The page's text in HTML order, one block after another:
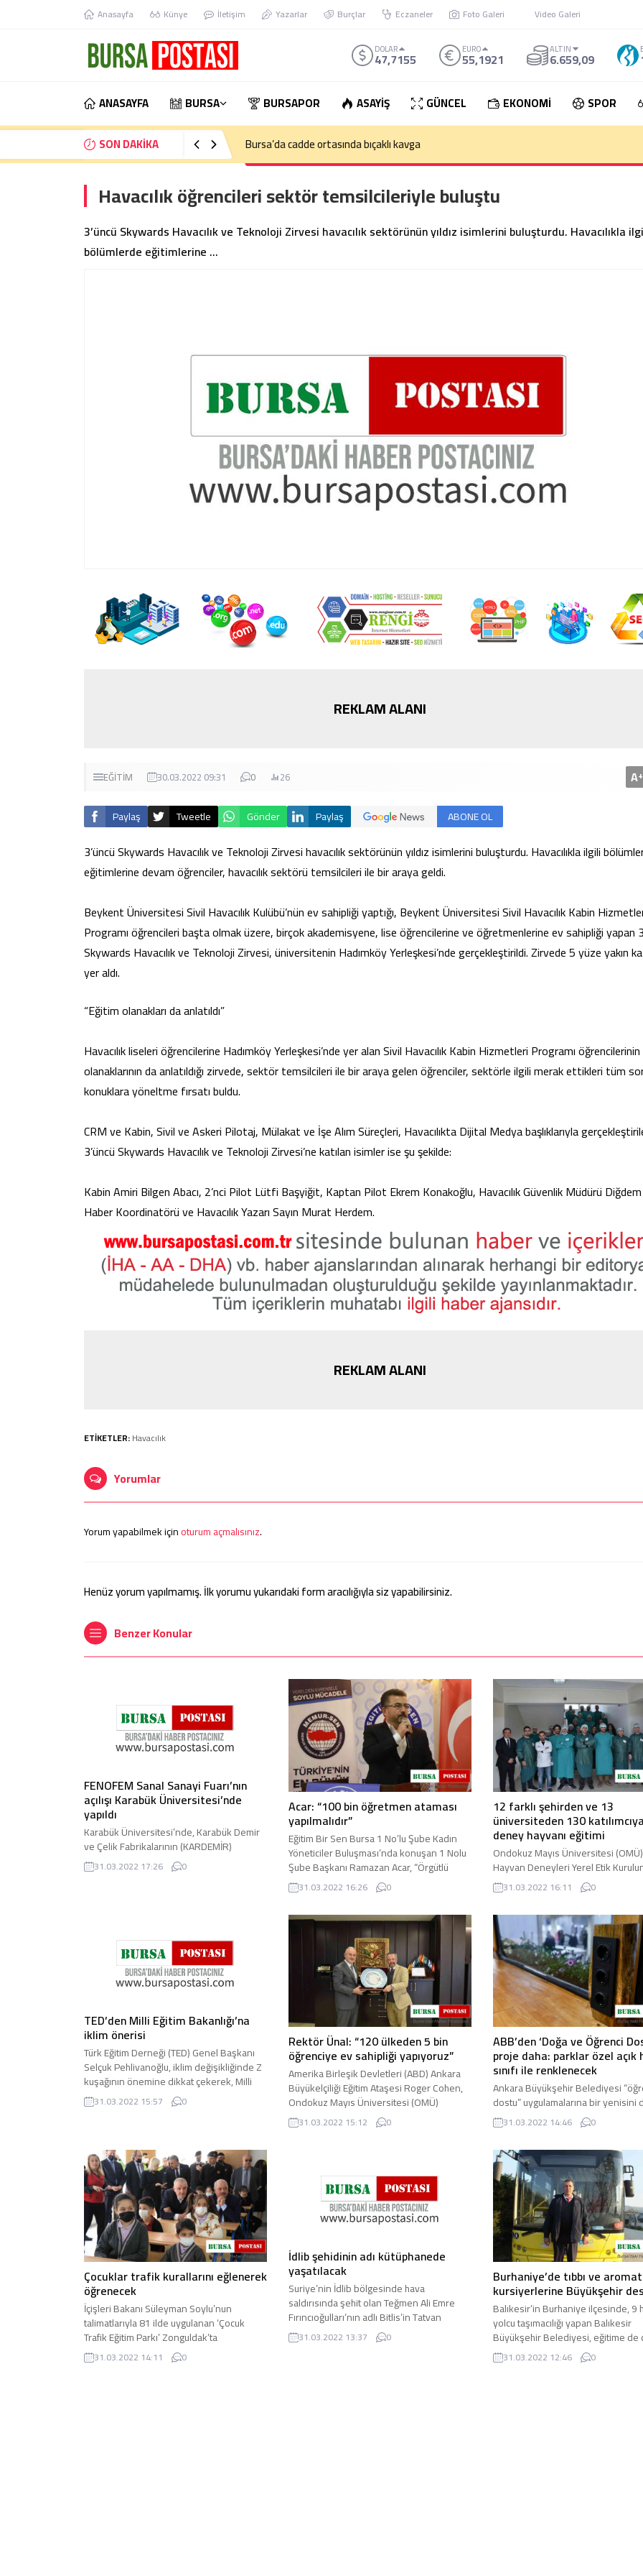
Anasayfa Künye İletişim Yazarlar Burçlar Eczaneler Foto Galeri Video Galeri
DOLAR
47,7155 EURO
55,1921 ALTIN
6.659,09
ANASAYFA BURSA BURSAPOR ASAYİŞ GÜNCEL EKONOMİ SPOR
SON DAKİKA
Bursa’da kontrolden çıkan otomobil takla attı: 1 Ölü
Havacılık öğrencileri sektör temsilcileriyle buluştu
3’üncü Skywards Havacılık ve Teknoloji Zirvesi havacılık sektörünün yıldız isimlerini buluşturdu. Havacılıkla
bölümlerde eğitimlerine …
REKLAM ALANI
EĞİTİM 30.03.2022 09:31 0 26 A+
Paylaş Tweetle Gönder Paylaş ABONE OL
3’üncü Skywards Havacılık ve Teknoloji Zirvesi havacılık sektörünün yıldız isimlerini buluşturdu. Havacılıkla ilgili
eğitimlerine devam öğrenciler, havacılık sektörü temsilcileri ile bir araya geldi.
Beykent Üniversitesi Sivil Havacılık Kulübü’nün ev sahipliği yaptığı, Beykent Üniversitesi Sivil Havacılık Kabin
Programı öğrencileri başta olmak üzere, birçok akademisyene, lise öğrencilerine ve öğretmenlerine ev sahipliği yapan
Skywards Havacılık ve Teknoloji Zirvesi, üniversitenin Hadımköy Yerleşkesi’nde gerçekleştirildi. Zirvede 5 yüze yakın
yer aldı.
“Eğitim olanakları da anlatıldı”
Havacılık liseleri öğrencilerine Hadımköy Yerleşkesi’nde yer alan Sivil Havacılık Kabin Hizmetleri Programı
olanaklarının da anlatıldığı zirvede, sektör temsilcileri ile bir araya gelen öğrenciler, sektörle ilgili merak ettikleri tüm
konuklara yöneltme fırsatı buldu.
CRM ve Kabin, Sivil ve Askeri Pilotaj, Mülakat ve İşe Alım Süreçleri, Havacılıkta Dijital Medya başlıklarıyla
3’üncü Skywards Havacılık ve Teknoloji Zirvesi’ne katılan isimler ise şu şekilde:
Kabin Amiri Bilgen Abacı, 2’nci Pilot Lütfi Başyiğit, Kaptan Pilot Ekrem Konakoğlu, Havacılık Güvenlik Müdürü
Haber Koordinatörü ve Havacılık Yazarı Sayın Murat Herdem.
REKLAM ALANI
ETİKETLER:Havacılık
Yorumlar
Yorum yapabilmek içinoturum açmalısınız.
Henüz yorum yapılmamış. İlk yorumu yukarıdaki form aracılığıyla siz yapabilirsiniz.
Benzer Konular
FENOFEM Sanal Sanayi Fuarı’nın
açılışı Karabük Üniversitesi’nde
yapıldı
Karabük Üniversitesi’nde, Karabük Demir
ve Çelik Fabrikalarının (KARDEMİR)
temelinin atılışı ve Karabük’ün kuruluşunun
85. yıl dönümü ...
31.03.2022 17:26 0
Acar: “100 bin öğretmen ataması
yapılmalıdır”
Eğitim Bir Sen Bursa 1 No’lu Şube Kadın
Yöneticiler Buluşması’nda konuşan 1 Nolu
Şube Başkanı Ramazan Acar, “Örgütlü
mücadelemizdeki başarıda siz ...
31.03.2022 16:26 0
12 farklı şehirden ve 13
üniversiteden 130 katılımcıya
deney hayvanı eğitimi
Ondokuz Mayıs Üniversitesi (OMÜ)
Hayvan Deneyleri Yerel Etik
organizasyonunda düzenlenen “11.
Deney Hayvanları Kullanım
31.03.2022 16:11 0
TED’den Milli Eğitim Bakanlığı’na
iklim önerisi
Türk Eğitim Derneği (TED) Genel Başkanı
Selçuk Pehlivanoğlu, iklim değişikliğinde Z
kuşağının önemine dikkat çekerek, Milli
Eğitim Bakanlığı’na ...
31.03.2022 15:57 0
Rektör Ünal: “120 ülkeden 5 bin
öğrenciye ev sahipliği yapıyoruz”
Amerika Birleşik Devletleri (ABD) Ankara
Büyükelçiliği Eğitim Ataşesi Roger Cohen,
Ondokuz Mayıs Üniversitesi (OMÜ)
Rektörü Prof. Dr. Yavuz Ünal ...
31.03.2022 15:12 0
ABB’den ‘Doğa ve Öğrenci
proje daha: parklar özel açık
sınıfı ile renklenecek
Ankara Büyükşehir Belediyesi
dostu” uygulamalarına bir yenisini
ekledi. Çevre Koruma ve Kontrol
Başkanlığı ekonomik ömrünü ...
31.03.2022 14:46 0
Çocuklar trafik kurallarını eğlenerek
öğrenecek
İçişleri Bakanı Süleyman Soylu’nun
talimatlarıyla 81 ilde uygulanan ‘Çocuk
Trafik Eğitim Parkı’ Zonguldak’ta
tamamlandı. Vali Mustafa Tutulmaz da ...
31.03.2022 14:11 0
İdlib şehidinin adı kütüphanede
yaşatılacak
Suriye’nin İdlib bölgesinde hava
saldırısında şehit olan Teğmen Ali Emre
Fırıncıoğulları’nın adlı Bitlis’in Tatvan
ilçesinde kurulan kütüphanenin ...
31.03.2022 13:37 0
Burhaniye’de tıbbı ve
kursiyerlerine Büyükşehir
Balıkesir’in Burhaniye ilçesinde, 9
yolcu taşımacılığı yapan Balıkesir
Büyükşehir Belediyesi, eğitime de
verdi. Okul gezilerine ...
31.03.2022 12:46 0